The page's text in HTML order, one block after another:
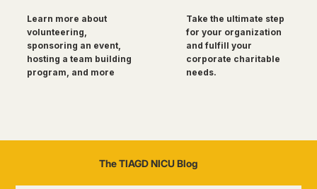
Learn more about
volunteering,
sponsoring an event,
hosting a team building
program, and more
Take the ultimate step
for your organization
and fulfill your
corporate charitable
needs.
The TIAGD NICU Blog